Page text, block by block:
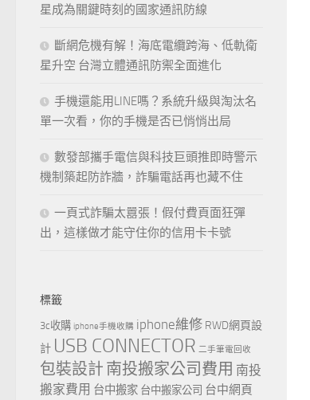
星成為關鍵時刻的國家通訊防線
斷網危機有解！海底電纜跨海、低軌衛
星升空 台灣立體通訊防禦全面進化
手機還能用LINE嗎？系統升級與淘汰名
單一次看，你的手機是否已悄悄出局
數發部攜手電信與科技巨頭推即時警示
機制築起防詐牆，詐騙電話再也藏不住
一頁式詐騙太囂張！假付費頁面狂彈
出，這樣做才能守住你的信用卡卡號
標籤
3c收購 iphone手機收購 iphone維修 RWD網頁設
計 USB CONNECTOR 二手筆電回收
包裝設計 南投搬家公司費用 南投
搬家費用 台中搬家 台中搬家公司 台中網頁